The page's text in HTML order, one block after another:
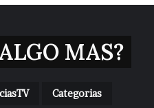
MAS?
Categorias